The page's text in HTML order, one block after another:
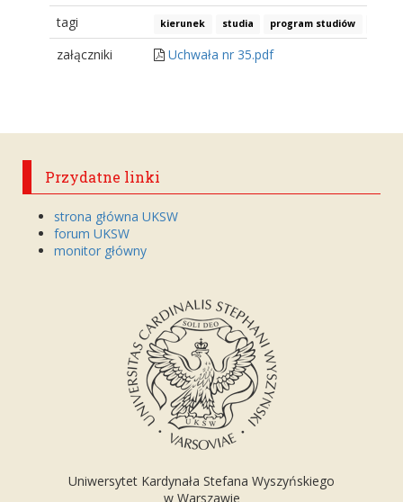
tagi
kierunek studia program studiów
załączniki Uchwała nr 35.pdf
Przydatne linki
strona główna UKSW
forum UKSW
monitor główny
Uniwersytet Kardynała Stefana Wyszyńskiego
w Warszawie